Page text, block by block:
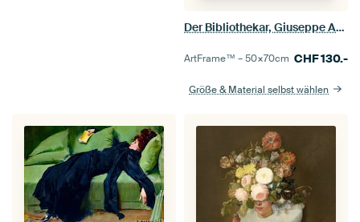
Der Bibliothekar, Giuseppe Arcimboldo,
ArtFrame™ –50×70cm CHF130.-
Größe & Material selbst wählen